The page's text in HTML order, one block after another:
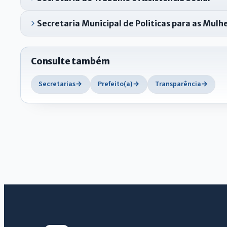
Secretaria Municipal de Politicas para as
Consulte também
Secretarias Prefeito(a) Transparência